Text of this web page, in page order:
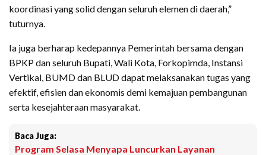
koordinasi yang solid dengan seluruh elemen di daerah,”
tuturnya.
Ia juga berharap kedepannya Pemerintah bersama dengan
BPKP dan seluruh Bupati, Wali Kota, Forkopimda, Instansi
Vertikal, BUMD dan BLUD dapat melaksanakan tugas yang
efektif, efisien dan ekonomis demi kemajuan pembangunan
serta kesejahteraan masyarakat.
Baca Juga:
Program Selasa Menyapa Luncurkan Layanan